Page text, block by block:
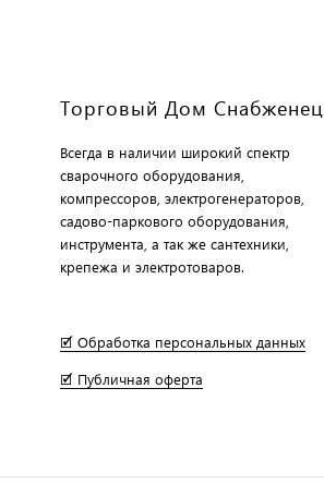
Торговый Дом Снабженец
Всегда в наличии широкий спектр
сварочного оборудования,
компрессоров, электрогенераторов,
садово-паркового оборудования,
инструмента, а так же сантехники,
крепежа и электротоваров.
🗹 Обработка персональных данных
🗹 Публичная оферта